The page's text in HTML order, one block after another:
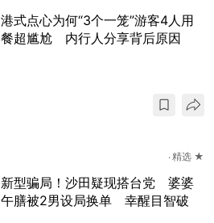
港式点心为何“3个一笼”游客4人用
餐超尴尬 内行人分享背后原因
精选 ★
新型骗局！沙田疑现搭台党 婆婆
午膳被2男设局换单 幸醒目智破